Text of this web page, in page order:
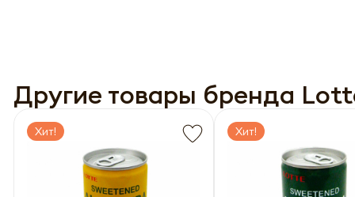
Другие товары бренда
Хит! Хит!